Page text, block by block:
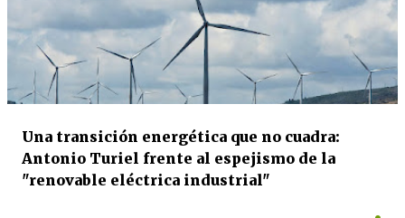
Una transición energética que no cuadra:
Antonio Turiel frente al espejismo de la
"renovable eléctrica industrial"